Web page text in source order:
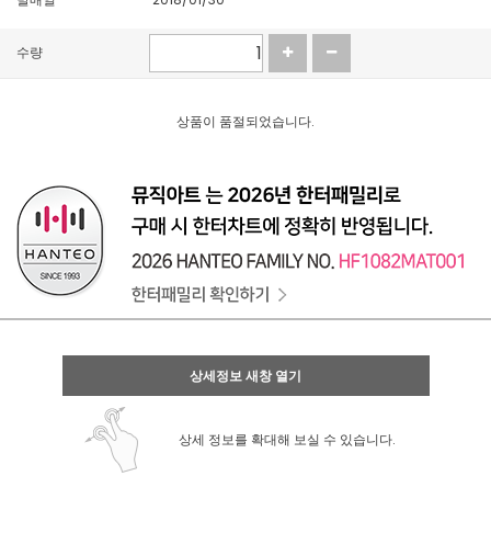
수량
상품이 품절되었습니다.
상세정보 새창 열기
상세 정보를 확대해 보실 수 있습니다.